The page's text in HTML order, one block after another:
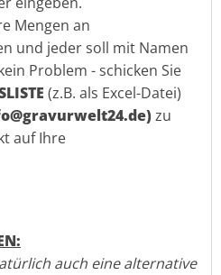
Mengen an
und jeder soll mit Namen
Problem - schicken Sie
(z.B. als Excel-Datei)
zu
auf Ihre
auch eine alternative